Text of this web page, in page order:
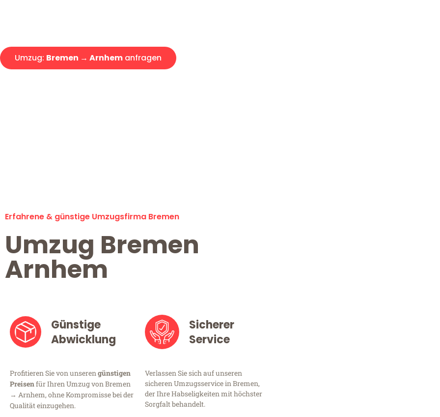
Umzug: Bremen → Arnhem anfragen
Erfahrene & günstige Umzugsfirma Bremen
Umzug Bremen
Arnhem
Günstige
Abwicklung
Profitieren Sie von unserengünstigen
Preisenfür Ihren Umzug von Bremen
→ Arnhem, ohne Kompromisse bei der
Qualität einzugehen.
Sicherer
Service
Verlassen Sie sich auf unseren
sicheren Umzugsservice in Bremen,
der Ihre Habseligkeiten mit höchster
Sorgfalt behandelt.